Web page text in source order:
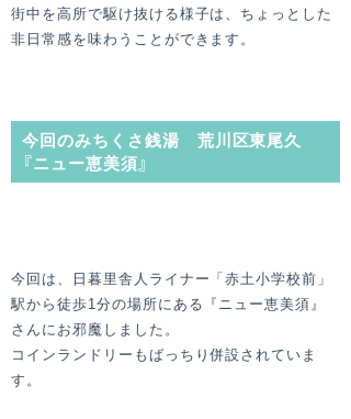
街中を高所で駆け抜ける様子は、ちょっとした
非日常感を味わうことができます。
今回のみちくさ銭湯 荒川区東尾久
『ニュー恵美須』
今回は、日暮里舎人ライナー「赤土小学校前」
駅から徒歩1分の場所にある『ニュー恵美須』
さんにお邪魔しました。
コインランドリーもばっちり併設されていま
す。